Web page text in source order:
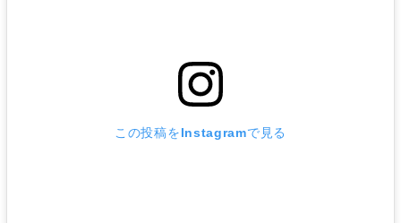
この投稿をInstagramで見る